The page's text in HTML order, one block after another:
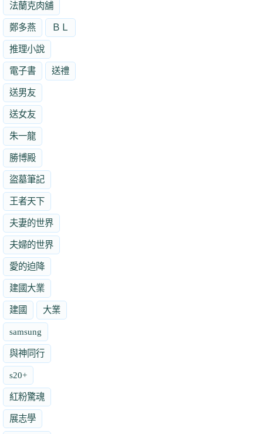
法蘭克肉舖
鄭多燕 ＢＬ
推理小說
電子書 送禮
送男友
送女友
朱一龍
勝博殿
盜墓筆記
王者天下
夫妻的世界
夫婦的世界
愛的迫降
建國大業
建國 大業
samsung
與神同行
s20+
紅粉驚魂
展志學